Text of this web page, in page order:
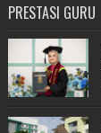
PRESTASI GURU